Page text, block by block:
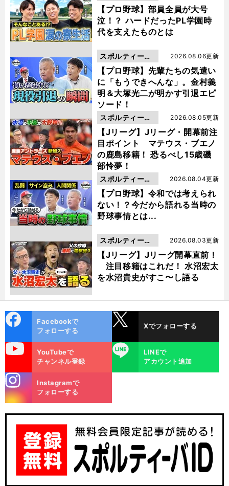
【プロ野球】部員全員が大号
泣！？ ハードだったPL学園時
代を支えたものとは
動画
【プロ野球】先輩たちの気遣い
に「もうできへんな」。金村義
明＆大塚光二が明かす引退エピ
ソード！
2026.08.06更新
スポルティーバ
動画
【Jリーグ】Jリーグ・開幕前注
目ポイント マテウス・ブエノ
の鹿島移籍！ 恐るべし15歳磯
部怜夢！
2026.08.05更新
スポルティーバ
動画
【プロ野球】令和では考えられ
ない！？今だから語れる当時の
野球事情とは...
2026.08.04更新
スポルティーバ
動画
【Jリーグ】Jリーグ開幕直前！
注目移籍はこれだ！ 水沼宏太
を水沼貴史がすこ〜し語る
2026.08.03更新
スポルティーバ
動画
ok
Facebookで
フォローする
Xでフォローする
YouTubeで
チャンネル登録
LINE
LINEで
アカウント追加
m
Instagramで
フォローする